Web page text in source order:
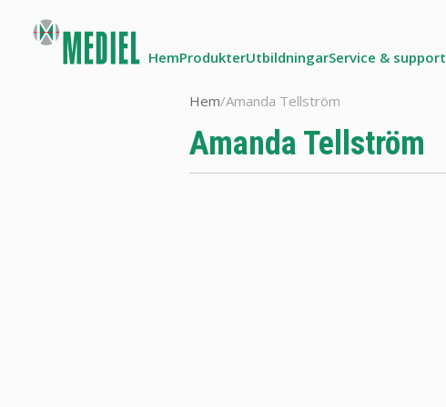
HemProdukterUtbildningarService & support
Hem/Amanda Tellström
Amanda Tellström